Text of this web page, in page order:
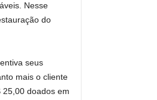
Nesse
do
seus
mais o cliente
25,00 doados em